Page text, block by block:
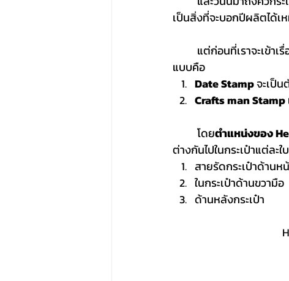
เป็นสิ่งที่จะบอกปีผลิตได้เ
แบบคือ
Date Stamp จะเป็
Crafts man Stamp
	โดย
ตำแหน่งของ
ต่างกันไปในกระเป๋าแต่ละใ
สายรัดกระเป๋าด้านห
ในกระเป๋าด้านขวามือ
ด้านหลังกระเป๋า